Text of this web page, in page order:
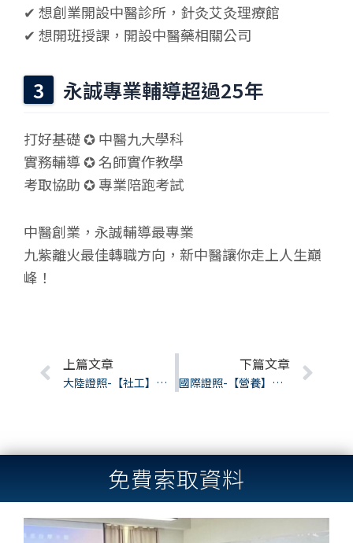
✔ 想創業開設中醫診所，針灸艾灸理療館
✔ 想開班授課，開設中醫藥相關公司
永誠專業輔導超過25年
打好基礎 ✪ 中醫九大學科
實務輔導 ✪ 名師實作教學
考取協助 ✪ 專業陪跑考試
中醫創業，永誠輔導最專業
九紫離火最佳轉職方向，新中醫讓你走上人生巔
峰！
Prev
上篇文章
大陸證照-【社工】社會工作師職業資格-人力資源社會保障部
下篇文章
國際證照-【營養】營養諮詢證照-英國TQUK
免費索取資料